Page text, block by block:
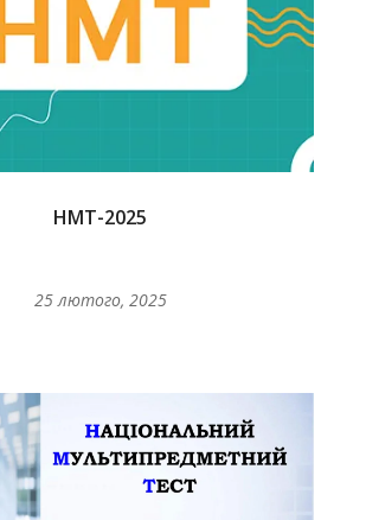
НМТ-2025
25 лютого, 2025